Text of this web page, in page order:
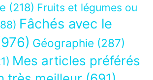
(218) Fruits et légumes ou
Fâchés avec le
Géographie (287)
Mes articles préférés